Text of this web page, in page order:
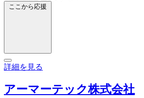
ここから応援
詳細を見る
アーマーテック株式会社